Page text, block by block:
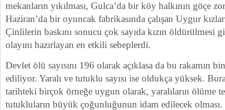
mekanların yıkılması, Gulca’da bir köy halkının göçe
Haziran’da bir oyuncak fabrikasında çalışan Uygur
Çinlilerin baskını sonucu çok sayıda kızın öldürülmesi
olayını hazırlayan en etkili sebeplerdi.
Devlet ölü sayısını 196 olarak açıklasa da bu rakamın
ediliyor. Yaralı ve tutuklu sayısı ise oldukça yüksek.
tarihteki birçok örneğe uygun olarak, yaralıların ölüme
tutukluların büyük çoğunluğunun idam edilecek olması.